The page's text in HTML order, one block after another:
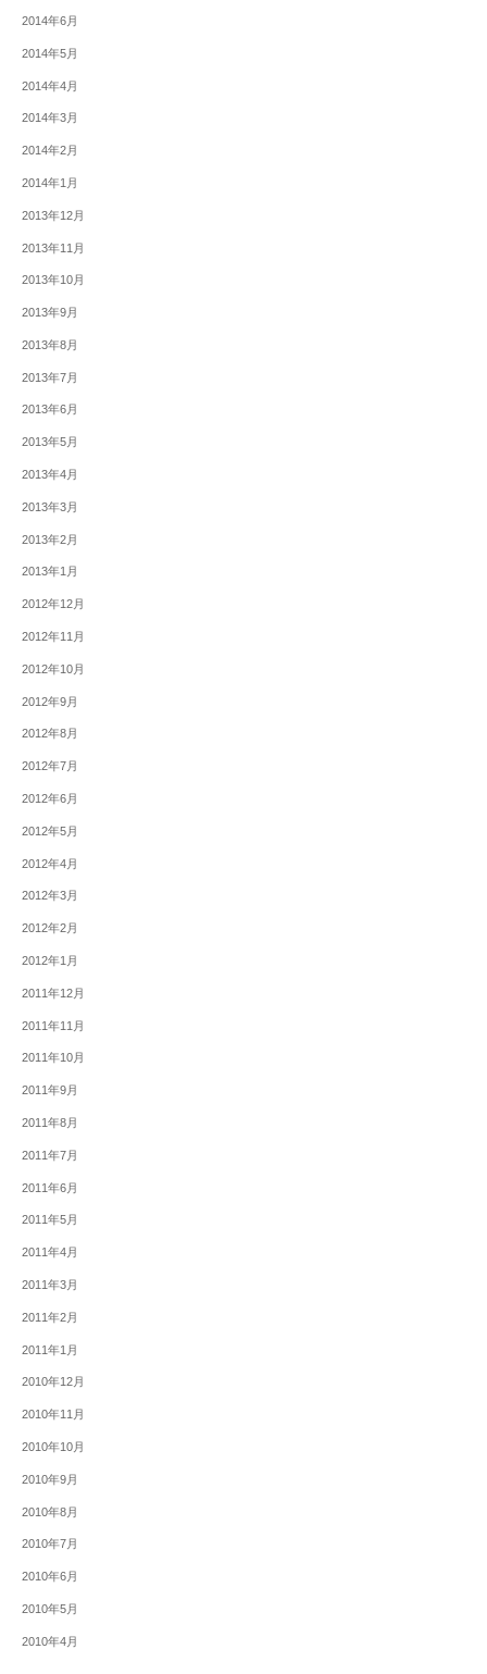
2014年6月
2014年5月
2014年4月
2014年3月
2014年2月
2014年1月
2013年12月
2013年11月
2013年10月
2013年9月
2013年8月
2013年7月
2013年6月
2013年5月
2013年4月
2013年3月
2013年2月
2013年1月
2012年12月
2012年11月
2012年10月
2012年9月
2012年8月
2012年7月
2012年6月
2012年5月
2012年4月
2012年3月
2012年2月
2012年1月
2011年12月
2011年11月
2011年10月
2011年9月
2011年8月
2011年7月
2011年6月
2011年5月
2011年4月
2011年3月
2011年2月
2011年1月
2010年12月
2010年11月
2010年10月
2010年9月
2010年8月
2010年7月
2010年6月
2010年5月
2010年4月